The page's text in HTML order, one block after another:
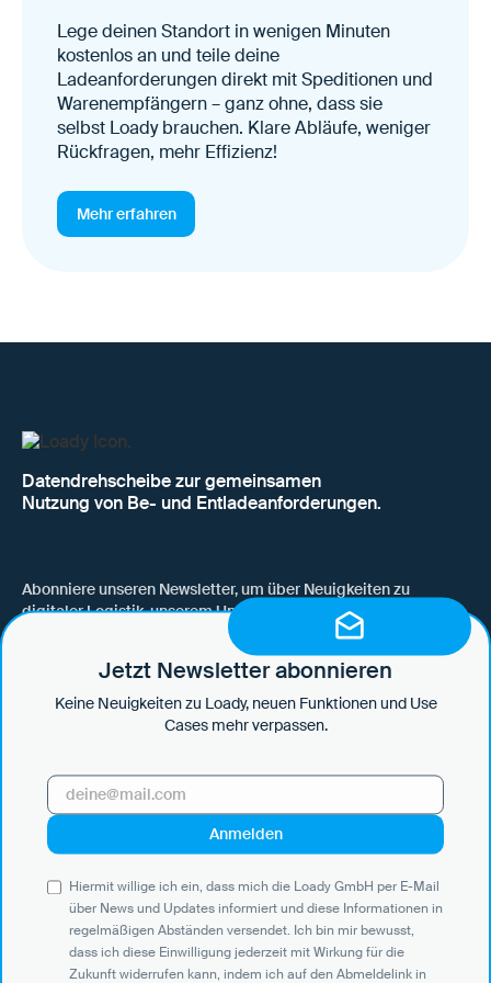
Lege deinen Standort in wenigen Minuten
kostenlos an und teile deine
Ladeanforderungen direkt mit Speditionen und
Warenempfängern – ganz ohne, dass sie
selbst Loady brauchen. Klare Abläufe, weniger
Rückfragen, mehr Effizienz!
Mehr erfahren
Datendrehscheibe zur gemeinsamen
Nutzung von Be- und Entladeanforderungen.
Abonniere unseren Newsletter, um über Neuigkeiten zu
digitaler Logistik, unserem Unternehmen, neuen Funktionen
und Use Cases auf dem Laufenden zu bleiben.
Hiermit willige ich ein, dass mich die Loady GmbH per E-Mail über
News und Updates informiert und diese Informationen in
regelmäßigen Abständen versendet. Ich bin mir bewusst, dass ich
diese Einwilligung jederzeit mit Wirkung für die Zukunft widerrufen
E-Mail an marketing@loady.com sende. Weitere Informationen
gemäß Art. 13 DS-GVO finden Sie in unsererDatenschutzerklärung
Jetzt Newsletter abonnieren
Keine Neuigkeiten zu Loady, neuen Funktionen und Use
Cases mehr verpassen.
Hiermit willige ich ein, dass mich die Loady GmbH per E-Mail
über News und Updates informiert und diese Informationen in
regelmäßigen Abständen versendet. Ich bin mir bewusst,
dass ich diese Einwilligung jederzeit mit Wirkung für die
Zukunft widerrufen kann, indem ich auf den Abmeldelink in